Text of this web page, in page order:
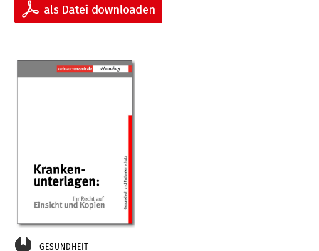
GESUNDHEIT